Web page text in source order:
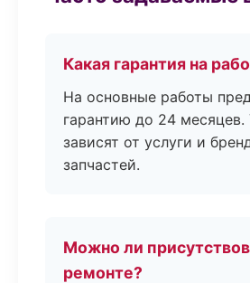
Какая гарантия на
На основные работы
гарантию до 24 месяцев.
зависят от услуги и
запчастей.
Можно ли
ремонте?